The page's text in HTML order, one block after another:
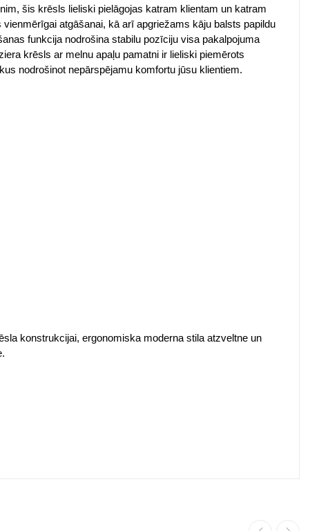
šis krēsls lieliski pielāgojas katram klientam un katram
atgāšanai, kā arī apgriežams kāju balsts papildu
funkcija nodrošina stabilu pozīciju visa pakalpojuma
krēsls ar melnu apaļu pamatni ir lieliski piemērots
nodrošinot nepārspējamu komfortu jūsu klientiem.
konstrukcijai, ergonomiska moderna stila atzveltne un